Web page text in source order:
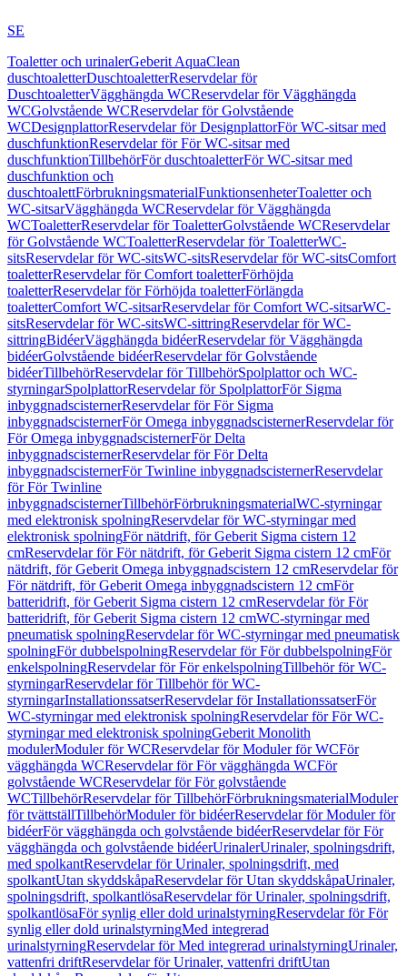
SE
Toaletter och urinalerGeberit AquaClean
duschtoaletterDuschtoaletterReservdelar för
DuschtoaletterVägghängda WCReservdelar för Vägghängda
WCGolvstående WCReservdelar för Golvstående
WCDesignplattorReservdelar för DesignplattorFör WC-sitsar med
duschfunktionReservdelar för För WC-sitsar med
duschfunktionTillbehörFör duschtoaletterFör WC-sitsar med
duschfunktion och
duschtoalettFörbrukningsmaterialFunktionsenheterToaletter och
WC-sitsarVägghängda WCReservdelar för Vägghängda
WCToaletterReservdelar för ToaletterGolvstående WCReservdelar
för Golvstående WCToaletterReservdelar för ToaletterWC-
sitsReservdelar för WC-sitsWC-sitsReservdelar för WC-sitsComfort
toaletterReservdelar för Comfort toaletterFörhöjda
toaletterReservdelar för Förhöjda toaletterFörlängda
toaletterComfort WC-sitsarReservdelar för Comfort WC-sitsarWC-
sitsReservdelar för WC-sitsWC-sittringReservdelar för WC-
sittringBidéerVägghängda bidéerReservdelar för Vägghängda
bidéerGolvstående bidéerReservdelar för Golvstående
bidéerTillbehörReservdelar för TillbehörSpolplattor och WC-
styrningarSpolplattorReservdelar för SpolplattorFör Sigma
inbyggnadscisternerReservdelar för För Sigma
inbyggnadscisternerFör Omega inbyggnadscisternerReservdelar för
För Omega inbyggnadscisternerFör Delta
inbyggnadscisternerReservdelar för För Delta
inbyggnadscisternerFör Twinline inbyggnadscisternerReservdelar
för För Twinline
inbyggnadscisternerTillbehörFörbrukningsmaterialWC-styrningar
med elektronisk spolningReservdelar för WC-styrningar med
elektronisk spolningFör nätdrift, för Geberit Sigma cistern 12
cmReservdelar för För nätdrift, för Geberit Sigma cistern 12 cmFör
nätdrift, för Geberit Omega inbyggnadscistern 12 cmReservdelar för
För nätdrift, för Geberit Omega inbyggnadscistern 12 cmFör
batteridrift, för Geberit Sigma cistern 12 cmReservdelar för För
batteridrift, för Geberit Sigma cistern 12 cmWC-styrningar med
pneumatisk spolningReservdelar för WC-styrningar med pneumatisk
spolningFör dubbelspolningReservdelar för För dubbelspolningFör
enkelspolningReservdelar för För enkelspolningTillbehör för WC-
styrningarReservdelar för Tillbehör för WC-
styrningarInstallationssatserReservdelar för InstallationssatserFör
WC-styrningar med elektronisk spolningReservdelar för För WC-
styrningar med elektronisk spolningGeberit Monolith
modulerModuler för WCReservdelar för Moduler för WCFör
vägghängda WCReservdelar för För vägghängda WCFör
golvstående WCReservdelar för För golvstående
WCTillbehörReservdelar för TillbehörFörbrukningsmaterialModuler
för tvättställTillbehörModuler för bidéerReservdelar för Moduler för
bidéerFör vägghängda och golvstående bidéerReservdelar för För
vägghängda och golvstående bidéerUrinalerUrinaler, spolningsdrift,
med spolkantReservdelar för Urinaler, spolningsdrift, med
spolkantUtan skyddskåpaReservdelar för Utan skyddskåpaUrinaler,
spolningsdrift, spolkantlösaReservdelar för Urinaler, spolningsdrift,
spolkantlösaFör synlig eller dold urinalstyrningReservdelar för För
synlig eller dold urinalstyrningMed integrerad
urinalstyrningReservdelar för Med integrerad urinalstyrningUrinaler,
vattenfri driftReservdelar för Urinaler, vattenfri driftUtan